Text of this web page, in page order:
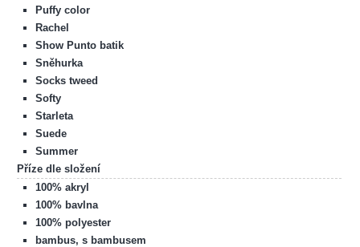
Puffy color
Rachel
Show Punto batik
Sněhurka
Socks tweed
Softy
Starleta
Suede
Summer
Příze dle složení
100% akryl
100% bavlna
100% polyester
bambus, s bambusem